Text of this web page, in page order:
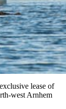
lease of
west Arnhem